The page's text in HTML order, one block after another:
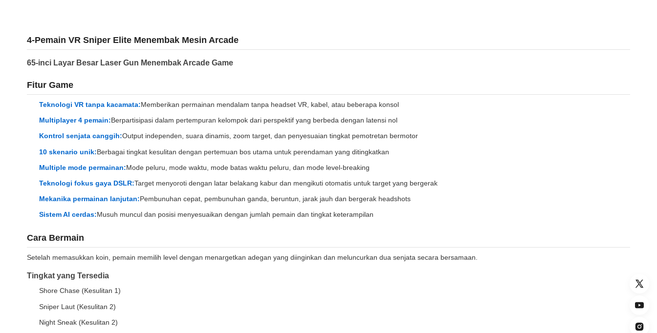
4-Pemain VR Sniper Elite Menembak Mesin Arcade
65-inci Layar Besar Laser Gun Menembak Arcade Game
Fitur Game
Teknologi VR tanpa kacamata:Memberikan permainan mendalam tanpa headset VR, kabel, atau beberapa konsol
Multiplayer 4 pemain:Berpartisipasi dalam pertempuran kelompok dari perspektif yang berbeda dengan latensi nol
Kontrol senjata canggih:Output independen, suara dinamis, zoom target, dan penyesuaian tingkat pemotretan bermotor
10 skenario unik:Berbagai tingkat kesulitan dengan pertemuan bos utama untuk perendaman yang ditingkatkan
Multiple mode permainan:Mode peluru, mode waktu, mode batas waktu peluru, dan mode level-breaking
Teknologi fokus gaya DSLR:Target menyoroti dengan latar belakang kabur dan mengikuti otomatis untuk target yang bergerak
Mekanika permainan lanjutan:Pembunuhan cepat, pembunuhan ganda, beruntun, jarak jauh dan bergerak headshots
Sistem AI cerdas:Musuh muncul dan posisi menyesuaikan dengan jumlah pemain dan tingkat keterampilan
Cara Bermain
Setelah memasukkan koin, pemain memilih level dengan menargetkan adegan yang diinginkan dan meluncurkan dua senjata secara bersamaan.
Tingkat yang Tersedia
Shore Chase (Kesulitan 1)
Sniper Laut (Kesulitan 2)
Night Sneak (Kesulitan 2)